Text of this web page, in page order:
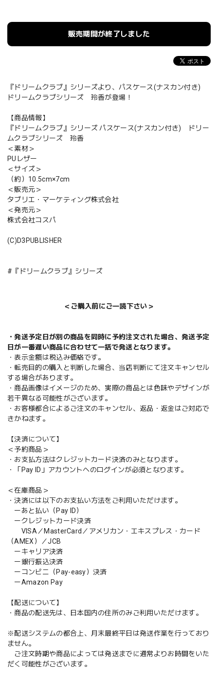
販売期間が終了しました
『ドリームクラブ』シリーズより、パスケース(ナスカン付き)
ドリームクラブシリーズ 玲香が登場！
【商品情報】
『ドリームクラブ』シリーズ パスケース(ナスカン付き) ドリー
ムクラブシリーズ 玲香
＜素材＞
PUレザー
＜サイズ＞
（約）10.5cm×7cm
＜販売元＞
タブリエ・マーケティング株式会社
＜発売元＞
株式会社コスパ
(C)D3PUBLISHER
#『ドリームクラブ』シリーズ
＜ご購入前にご一読下さい＞
・発送予定日が別の商品を同時に予約注文された場合、発送予定
日が一番遅い商品に合わせて一括で発送となります。
・表示金額は税込み価格です。
・転売目的の購入と判断した場合、当店判断にて注文キャンセル
する場合があります。
・商品画像はイメージのため、実際の商品とは色味やデザインが
若干異なる可能性がございます。
・お客様都合によるご注文のキャンセル、返品・返金はご対応で
きかねます。
【決済について】
＜予約商品＞
・お支払方法はクレジットカード決済のみとなります。
・「Pay ID」アカウントへのログインが必須となります。
＜在庫商品＞
・決済には以下のお支払い方法をご利用いただけます。
ーあと払い（Pay ID）
ークレジットカード決済
VISA／MasterCard／アメリカン・エキスプレス・カード
（AMEX）／JCB
ーキャリア決済
ー銀行振込決済
ーコンビニ（Pay-easy）決済
ーAmazon Pay
【配送について】
・商品の配送先は、日本国内の住所のみご利用いただけます。
※配送システムの都合上、月末最終平日は発送作業を行っており
ません。
ご注文時期や商品によっては発送までに通常よりお時間をいた
だく可能性がございます。